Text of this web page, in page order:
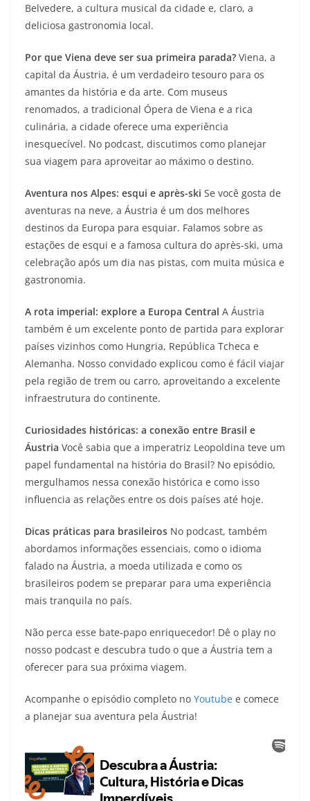
Belvedere, a cultura musical da cidade e, claro, a
deliciosa gastronomia local.
Por que Viena deve ser sua primeira parada? Viena, a
capital da Áustria, é um verdadeiro tesouro para os
amantes da história e da arte. Com museus
renomados, a tradicional Ópera de Viena e a rica
culinária, a cidade oferece uma experiência
inesquecível. No podcast, discutimos como planejar
sua viagem para aproveitar ao máximo o destino.
Aventura nos Alpes: esqui e après-ski Se você gosta de
aventuras na neve, a Áustria é um dos melhores
destinos da Europa para esquiar. Falamos sobre as
estações de esqui e a famosa cultura do après-ski, uma
celebração após um dia nas pistas, com muita música e
gastronomia.
A rota imperial: explore a Europa Central A Áustria
também é um excelente ponto de partida para explorar
países vizinhos como Hungria, República Tcheca e
Alemanha. Nosso convidado explicou como é fácil viajar
pela região de trem ou carro, aproveitando a excelente
infraestrutura do continente.
Curiosidades históricas: a conexão entre Brasil e
Áustria Você sabia que a imperatriz Leopoldina teve um
papel fundamental na história do Brasil? No episódio,
mergulhamos nessa conexão histórica e como isso
influencia as relações entre os dois países até hoje.
Dicas práticas para brasileiros No podcast, também
abordamos informações essenciais, como o idioma
falado na Áustria, a moeda utilizada e como os
brasileiros podem se preparar para uma experiência
mais tranquila no país.
Não perca esse bate-papo enriquecedor! Dê o play no
nosso podcast e descubra tudo o que a Áustria tem a
oferecer para sua próxima viagem.
Acompanhe o episódio completo no Youtube e comece
a planejar sua aventura pela Áustria!